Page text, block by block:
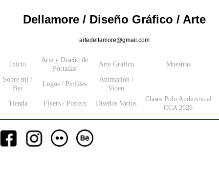
Dellamore / Diseño Gráfico / Arte
artedellamore@gmail.com
Inicio
Arte y Diseño de
Portadas
Arte Gráfico Muestras
Sobre mi /
Bio
Logos / Perfiles
Animación /
Video
Tienda Flyers / Posters Diseños Varios
Clases Polo Audiovisual
CCA 2026